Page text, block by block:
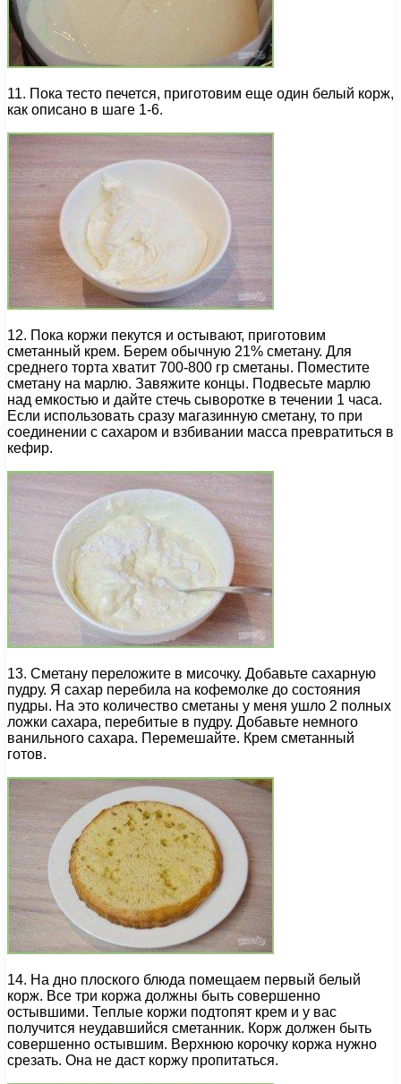
11. Пока тесто печется, приготовим еще один белый корж,
как описано в шаге 1-6.
12. Пока коржи пекутся и остывают, приготовим
сметанный крем. Берем обычную 21% сметану. Для
среднего торта хватит 700-800 гр сметаны. Поместите
сметану на марлю. Завяжите концы. Подвесьте марлю
над емкостью и дайте стечь сыворотке в течении 1 часа.
Если использовать сразу магазинную сметану, то при
соединении с сахаром и взбивании масса превратиться в
кефир.
13. Сметану переложите в мисочку. Добавьте сахарную
пудру. Я сахар перебила на кофемолке до состояния
пудры. На это количество сметаны у меня ушло 2 полных
ложки сахара, перебитые в пудру. Добавьте немного
ванильного сахара. Перемешайте. Крем сметанный
готов.
14. На дно плоского блюда помещаем первый белый
корж. Все три коржа должны быть совершенно
остывшими. Теплые коржи подтопят крем и у вас
получится неудавшийся сметанник. Корж должен быть
совершенно остывшим. Верхнюю корочку коржа нужно
срезать. Она не даст коржу пропитаться.